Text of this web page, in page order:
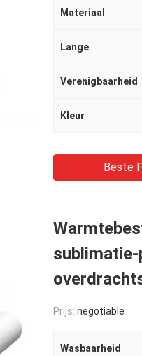
Materiaal
Lange
Verenigbaarheid
Kleur
Beste
Prijs: negotiable
Wasbaarheid